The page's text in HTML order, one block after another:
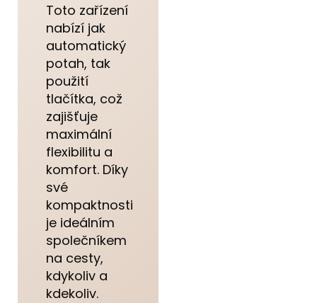
Toto zařízení
nabízí jak
automatický
potah, tak
použití
tlačítka, což
zajišťuje
maximální
flexibilitu a
komfort. Díky
své
kompaktnosti
je ideálním
společníkem
na cesty,
kdykoliv a
kdekoliv.